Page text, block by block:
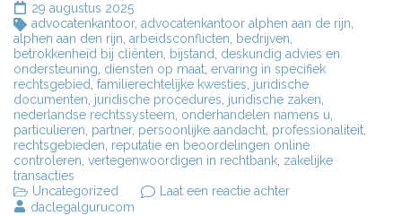
29 augustus 2025
advocatenkantoor, advocatenkantoor alphen aan de rijn,
alphen aan den rijn, arbeidsconflicten, bedrijven,
betrokkenheid bij cliënten, bijstand, deskundig advies en
ondersteuning, diensten op maat, ervaring in specifiek
rechtsgebied, familierechtelijke kwesties, juridische
documenten, juridische procedures, juridische zaken,
nederlandse rechtssysteem, onderhandelen namens u,
particulieren, partner, persoonlijke aandacht, professionaliteit,
rechtsgebieden, reputatie en beoordelingen online
controleren, vertegenwoordigen in rechtbank, zakelijke
transacties
Uncategorized
Laat een reactie achterop
daclegalgurucom